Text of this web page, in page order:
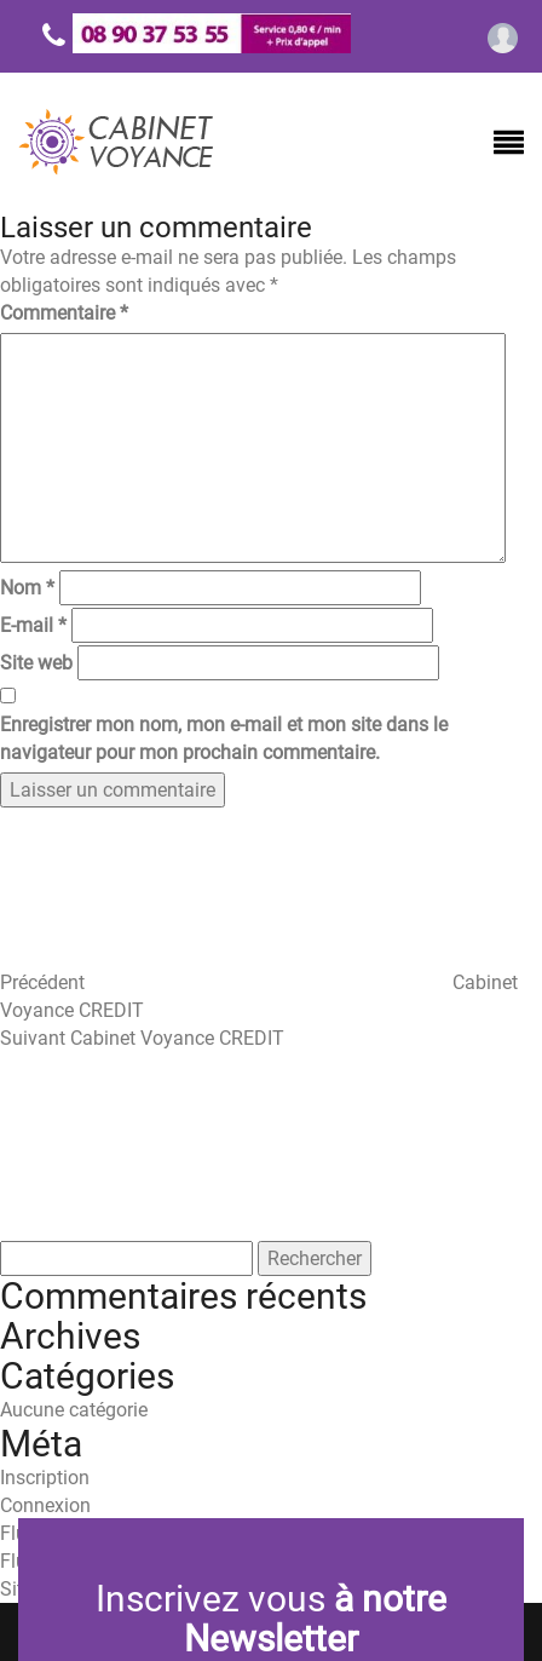
Laisser un commentaire
Votre adresse e-mail ne sera pas publiée. Les champs
obligatoires sont indiqués avec *
Commentaire*
Nom *
E-mail *
Site web
Enregistrer mon nom, mon e-mail et mon site dans le
navigateur pour mon prochain commentaire.
Précédent
Cabinet
Voyance CREDIT
Article
Suivant Cabinet Voyance CREDIT
Commentaires récents
Archives
Catégories
Aucune catégorie
Méta
Inscription
Connexion
Flux des publications
Flux des commentaires
Site de WordPress-FRInscrivez vous à notre
Newsletter